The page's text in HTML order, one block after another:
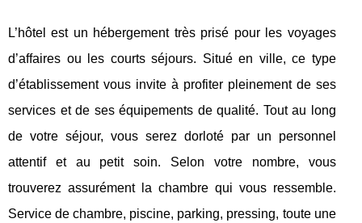
L’hôtel est un hébergement très prisé pour les voyages
d’affaires ou les courts séjours. Situé en ville, ce type
d’établissement vous invite à profiter pleinement de ses
services et de ses équipements de qualité. Tout au long
de votre séjour, vous serez dorloté par un personnel
attentif et au petit soin. Selon votre nombre, vous
trouverez assurément la chambre qui vous ressemble.
Service de chambre, piscine, parking, pressing, toute une